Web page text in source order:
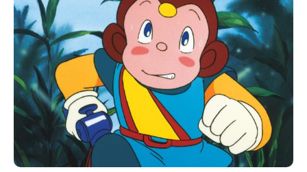
東京都中央区銀座7丁目13番20号 銀座THビル5F